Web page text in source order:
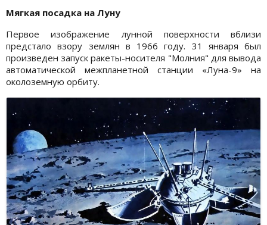
Мягкая посадка на Луну
Первое изображение лунной поверхности вблизи
предстало взору землян в 1966 году. 31 января был
произведен запуск ракеты-носителя "Молния" для вывода
автоматической межпланетной станции «Луна-9» на
околоземную орбиту.